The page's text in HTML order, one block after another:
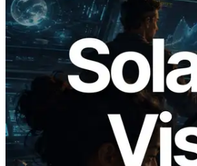
2026.05.24
Validators Solutions เปิดตั
Analyzer — แสดงเวลากา